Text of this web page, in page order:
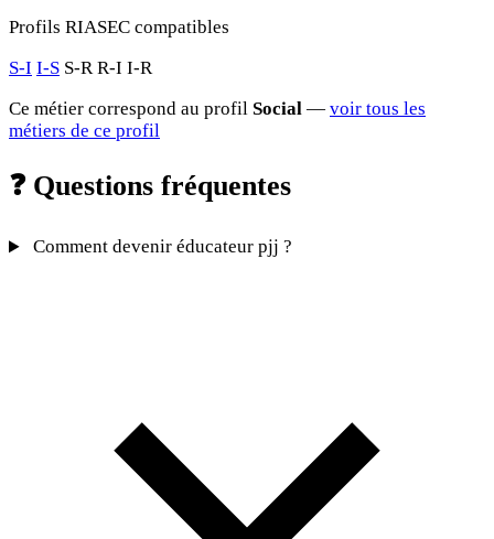
Profils RIASEC compatibles
S-I I-S S-R R-I I-R
Ce métier correspond au profil Social — voir tous les
métiers de ce profil
❓Questions fréquentes
Comment devenir éducateur pjj ?